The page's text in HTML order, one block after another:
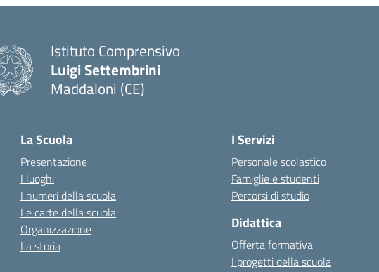
Istituto Comprensivo
Luigi Settembrini
Maddaloni (CE)
La Scuola
Presentazione
I luoghi
I numeri della scuola
Le carte della scuola
Organizzazione
La storia
I Servizi
Personale scolastico
Famiglie e studenti
Percorsi di studio
Didattica
Offerta formativa
I progetti della scuola